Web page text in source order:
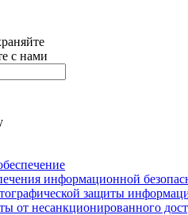
с нами
информационной
защиты
от несанкционированного